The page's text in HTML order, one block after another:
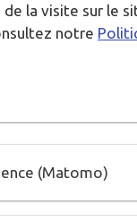
Le service de la
la visite sur le
notre
(Matomo)